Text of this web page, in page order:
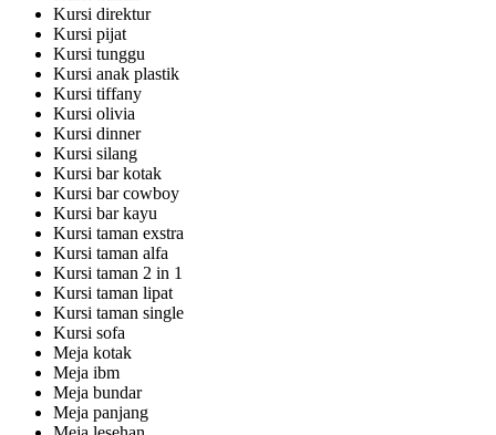
Kursi direktur
Kursi pijat
Kursi tunggu
Kursi anak plastik
Kursi tiffany
Kursi olivia
Kursi dinner
Kursi silang
Kursi bar kotak
Kursi bar cowboy
Kursi bar kayu
Kursi taman exstra
Kursi taman alfa
Kursi taman 2 in 1
Kursi taman lipat
Kursi taman single
Kursi sofa
Meja kotak
Meja ibm
Meja bundar
Meja panjang